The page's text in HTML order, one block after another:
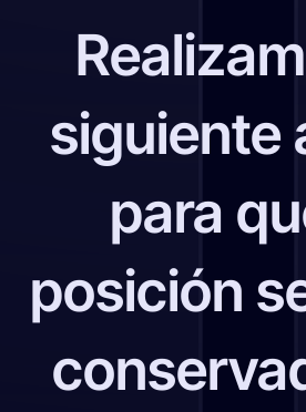
siguiente
para
posición